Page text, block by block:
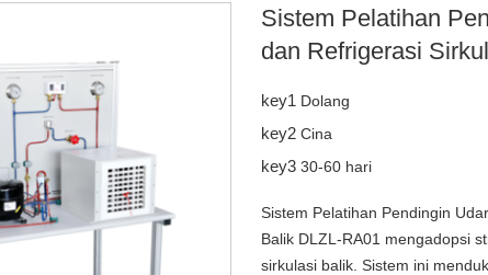
Sistem Pelatihan
dan Refrigerasi
key1 Dolang
key2Cina
key330-60 hari
Sistem Pelatihan Pendingin
Balik DLZL-RA01 mengadopsi
sirkulasi balik. Sistem ini